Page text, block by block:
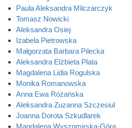
Paula Aleksandra Milczarczyk
Tomasz Nowicki
Aleksandra Osiej
Izabela Pietrowska
Małgorzata Barbara Pilecka
Aleksandra Elżbieta Plata
Magdalena Lidia Rogulska
Monika Romanowska
Anna Ewa Różańska
Aleksandra Zuzanna Szczesiul
Joanna Dorota Szkudlarek
Magdalena Wyszomirska-Góra